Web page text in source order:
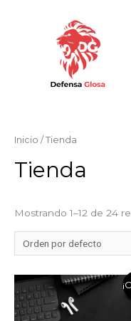
Inicio / Tienda
Tienda
Mostrando 1–12 de 24